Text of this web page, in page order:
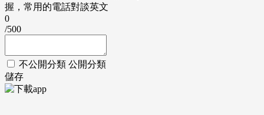
握，常用的電話對談英文
0
/500
不公開分類 公開分類
儲存